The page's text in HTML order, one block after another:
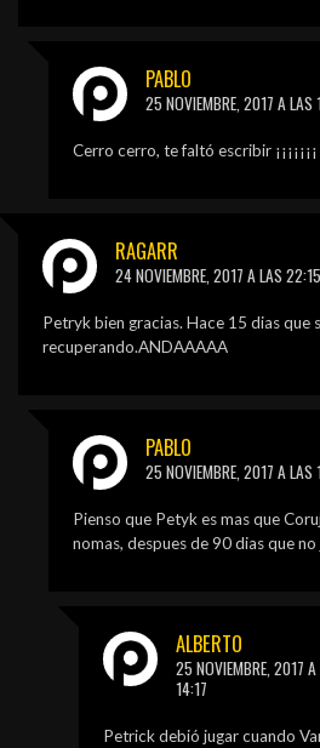
PABLO
25 NOVIEMBRE, 2017 A LAS
Cerro cerro, te faltó escribir ¡¡¡¡¡¡¡
RAGARR
24 NOVIEMBRE, 2017 A LAS 22:15
Petryk bien gracias. Hace 15 dias que
recuperando.ANDAAAAA
PABLO
25 NOVIEMBRE, 2017 A LAS
Pienso que Petyk es mas que
nomas, despues de 90 dias que
ALBERTO
25 NOVIEMBRE, 2017 A
14:17
Petrick debió jugar cuando